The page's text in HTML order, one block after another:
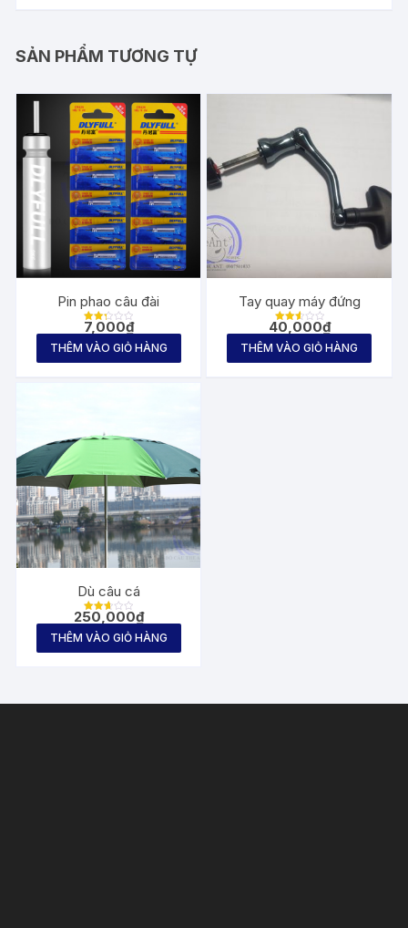
SẢN PHẨM TƯƠNG TỰ
Pin phao câu đài
Được
hạng
5
7,000₫
THÊM VÀO GIỎ HÀNG
Tay quay máy đứng
Được
hạng
5
40,000₫
THÊM VÀO GIỎ HÀNG
Dù câu cá
Được
hạng
5
250,000₫
THÊM VÀO GIỎ HÀNG